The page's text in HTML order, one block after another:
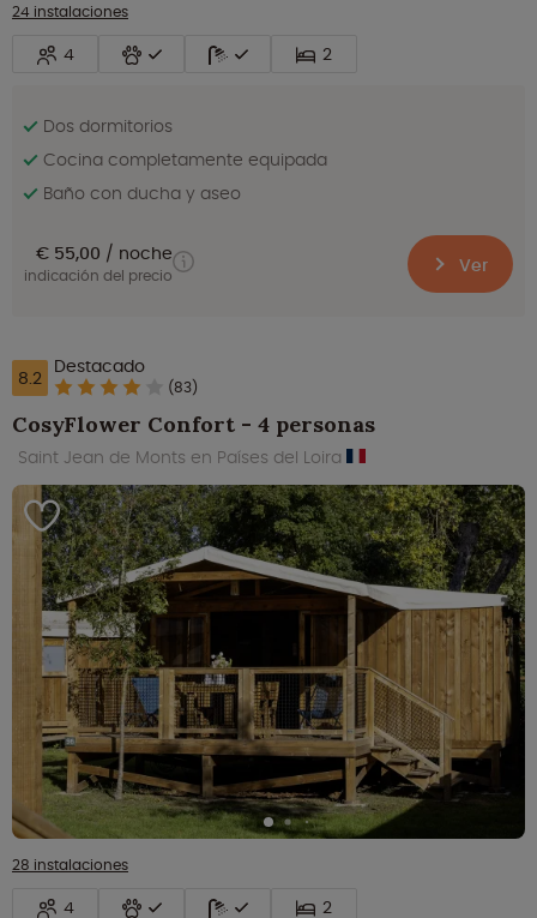
24 instalaciones
4 2
Dos dormitorios
Cocina completamente equipada
Baño con ducha y aseo
€ 55,00 noche
indicación del precio Ver
8.2 Destacado
(83)
CosyFlower Confort - 4 personas
Saint Jean de Monts en Países del Loira
28 instalaciones
4 2